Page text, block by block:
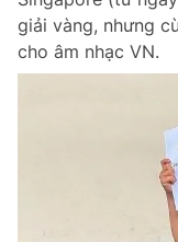
giải vàng, nhưng
cho âm nhạc VN.